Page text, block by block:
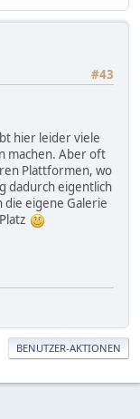
#43
hier leider viele
machen. Aber oft
Plattformen, wo
dadurch eigentlich
die eigene Galerie
BENUTZER-AKTIONEN